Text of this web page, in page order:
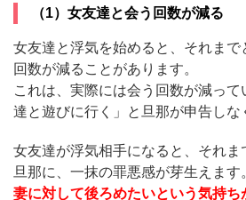
（1）女友達と会う回数が減る
女友達と浮気を始めると、それまで
回数が減ることがあります。
これは、実際には会う回数が減っ
達と遊びに行く」と旦那が申告しな
女友達が浮気相手になると、それま
旦那に、一抹の罪悪感が芽生えます
妻に対して後ろめたいという気持ち